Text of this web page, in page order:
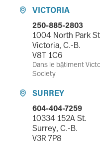

VICTORIA
250-885-2803
1004 North Park
Victoria, C.-B.
V8T 1C6
Dans le bâtiment
Society

SURREY
604-404-7259
10334 152A St.
Surrey, C.-B.
V3R 7P8